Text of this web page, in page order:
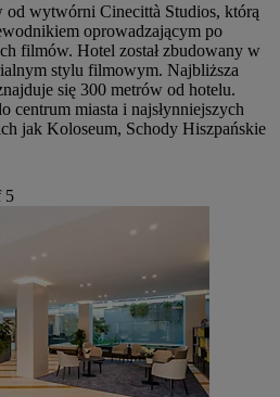
od wytwórni Cinecittà Studios, którą
oprowadzającym po
filmów. Hotel został zbudowany w
stylu filmowym. Najbliższa
się 300 metrów od hotelu.
centrum miasta i najsłynniejszych
jak Koloseum, Schody Hiszpańskie
5